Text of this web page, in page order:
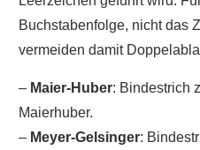
Buchstabenfolge, nicht das
vermeiden damit
– Maier-Huber: Bindestrich
Maierhuber.
– Meyer-Gelsinger: